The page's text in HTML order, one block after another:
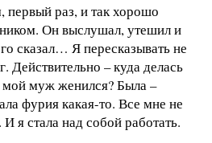
раз, и так хорошо
Он выслушал, утешил и
сказал… Я пересказывать не
Действительно – куда делась
мой муж женился? Была –
фурия какая-то. Все мне не
я стала над собой работать.